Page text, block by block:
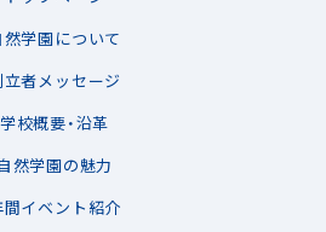
然学園について
立者メッセージ
学校概要・沿革
然学園の魅力
間イベント紹介